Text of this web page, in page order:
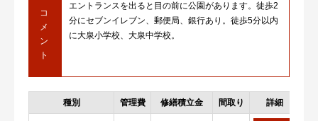
コ
メ
ン
ト
エントランスを出ると目の前に公園があります。徒歩2
分にセブンイレブン、郵便局、銀行あり。徒歩5分以内
に大泉小学校、大泉中学校。
種別 管理費 修繕積立金 間取り 詳細